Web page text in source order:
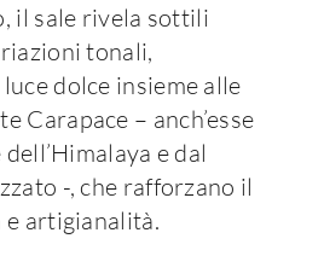
il sale rivela sottili
tonali,
dolce insieme alle
Carapace – anch’esse
e dal
-, che rafforzano il
e artigianalità.